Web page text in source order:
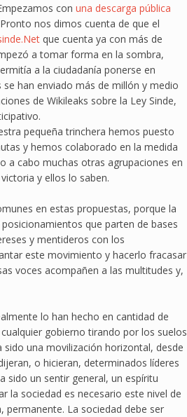
con una descarga pública
nos dimos cuenta de que el
que cuenta ya con más de
a tomar forma en la sombra,
a la ciudadanía ponerse en
han enviado más de millón y medio
de Wikileaks sobre la Ley Sinde,
pequeña trinchera hemos puesto
y hemos colaborado en la medida
a cabo muchas otras agrupaciones en
y ellos lo saben.
en estas propuestas, porque la
que parten de bases
y mentideros con los
este movimiento y hacerlo fracasar
voces acompañen a las multitudes y,
lo han hecho en cantidad de
gobierno tirando por los suelos
una movilización horizontal, desde
o hicieran, determinados líderes
sido un sentir general, un espíritu
la sociedad es necesario este nivel de
La sociedad debe ser